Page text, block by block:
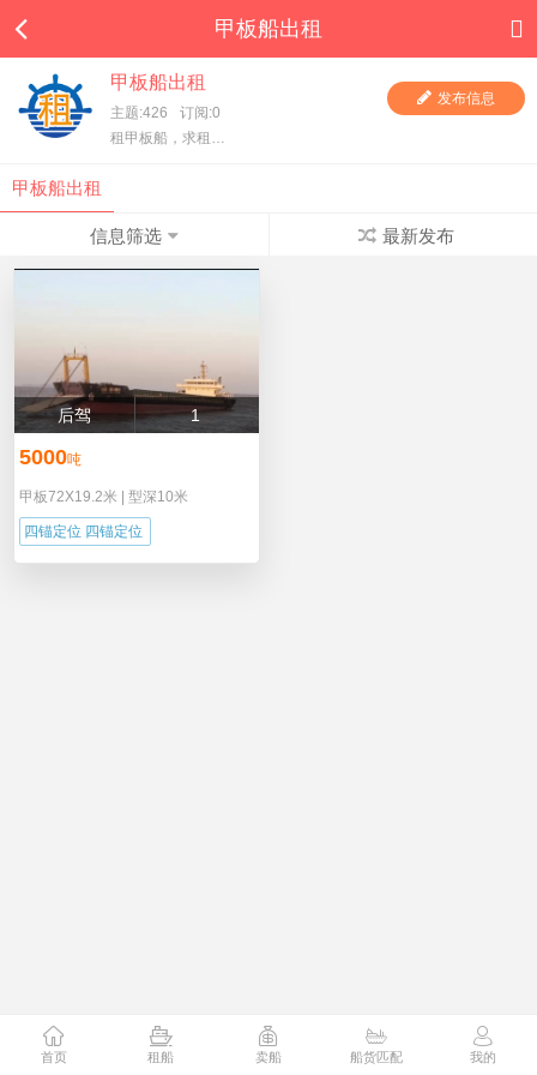
甲板船出租
甲板船出租
主题:426
订阅:0
租甲板船，求租甲板船，一手甲板船东直租，项目方求租，甲板船东、货主都在这里，快进来看看吧！
发布信息
甲板船出租
信息筛选 最新发布
后驾 1
5000吨
甲板72X19.2米 型深10米
四锚定位 四锚定位
首页 租船 卖船 船货匹配 我的